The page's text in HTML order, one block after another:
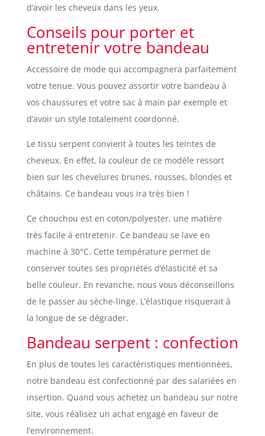
d’avoir les cheveux dans les yeux.
Conseils pour porter et
entretenir votre bandeau
Accessoire de mode qui accompagnera parfaitement
votre tenue. Vous pouvez assortir votre bandeau à
vos chaussures et votre sac à main par exemple et
d’avoir un style totalement coordonné.
Le tissu serpent convient à toutes les teintes de
cheveux. En effet, la couleur de ce modèle ressort
bien sur les chevelures brunes, rousses, blondes et
châtains. Ce bandeau vous ira très bien !
Ce chouchou est en coton/polyester, une matière
très facile à entretenir. Ce bandeau se lave en
machine à 30°C. Cette température permet de
conserver toutes ses propriétés d’élasticité et sa
belle couleur. En revanche, nous vous déconseillons
de le passer au sèche-linge. L’élastique risquerait à
la longue de se dégrader.
Bandeau serpent : confection
En plus de toutes les caractéristiques mentionnées,
notre bandeau est confectionné par des salariées en
insertion. Quand vous achetez un bandeau sur notre
site, vous réalisez un achat engagé en faveur de
l’environnement.